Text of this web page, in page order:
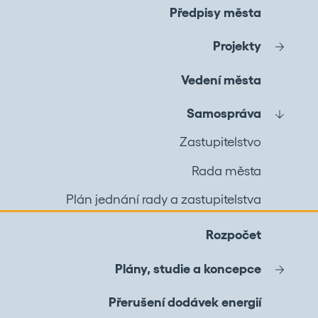
Předpisy města
Projekty
Vedení města
Samospráva
Zastupitelstvo
Rada města
Plán jednání rady a zastupitelstva
Rozpočet
Plány, studie a koncepce
Přerušení dodávek energií